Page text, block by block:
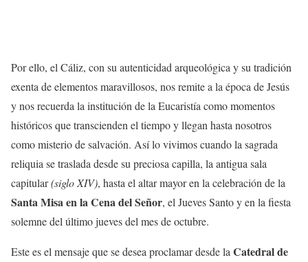
Por ello, el Cáliz, con su autenticidad arqueológica y su tradición
exenta de elementos maravillosos, nos remite a la época de Jesús
y nos recuerda la institución de la Eucaristía como momentos
históricos que transcienden el tiempo y llegan hasta nosotros
como misterio de salvación. Así lo vivimos cuando la sagrada
reliquia se traslada desde su preciosa capilla, la antigua sala
capitular(siglo XIV), hasta el altar mayor en la celebración de la
Santa Misa en la Cena del Señor, el Jueves Santo y en la fiesta
solemne del último jueves del mes de octubre.
Este es el mensaje que se desea proclamar desde la Catedral de